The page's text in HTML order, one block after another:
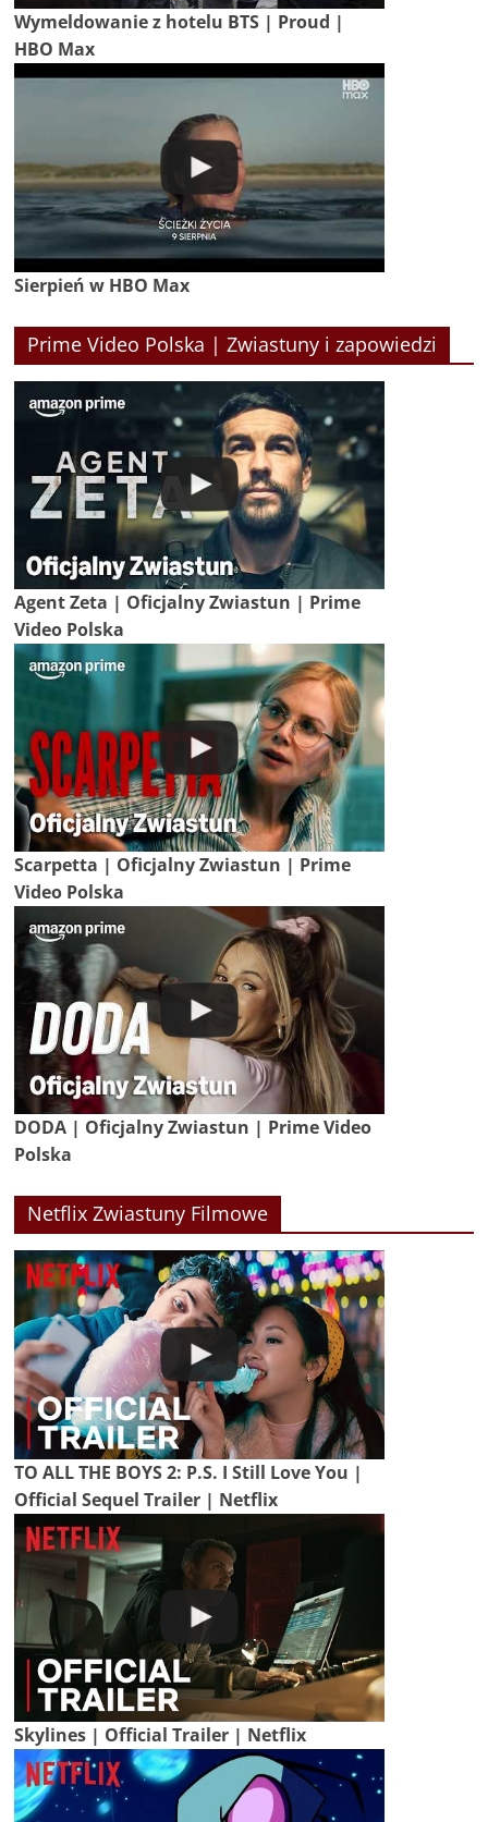
Wymeldowanie z hotelu BTS | Proud |
HBO Max
Sierpień w HBO Max
Prime Video Polska | Zwiastuny i zapowiedzi
Agent Zeta | Oficjalny Zwiastun | Prime
Video Polska
Scarpetta | Oficjalny Zwiastun | Prime
Video Polska
DODA | Oficjalny Zwiastun | Prime Video
Polska
Netflix Zwiastuny Filmowe
TO ALL THE BOYS 2: P.S. I Still Love You |
Official Sequel Trailer | Netflix
Skylines | Official Trailer | Netflix